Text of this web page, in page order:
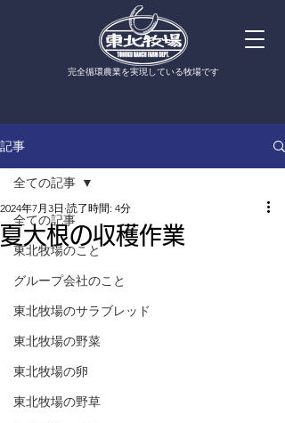
​完全循環農業を実現している牧場です
記事
全ての記事
東北牧場のこと
グループ会社のこと
東北牧場のサラブレッド
東北牧場の野菜
東北牧場の卵
東北牧場の野草
全ての記事
夏大根の収穫作業
2024年7月3日 読了時間: 4分